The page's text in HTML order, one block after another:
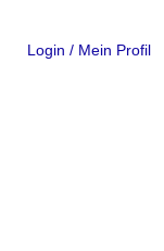
Login / Mein Profil